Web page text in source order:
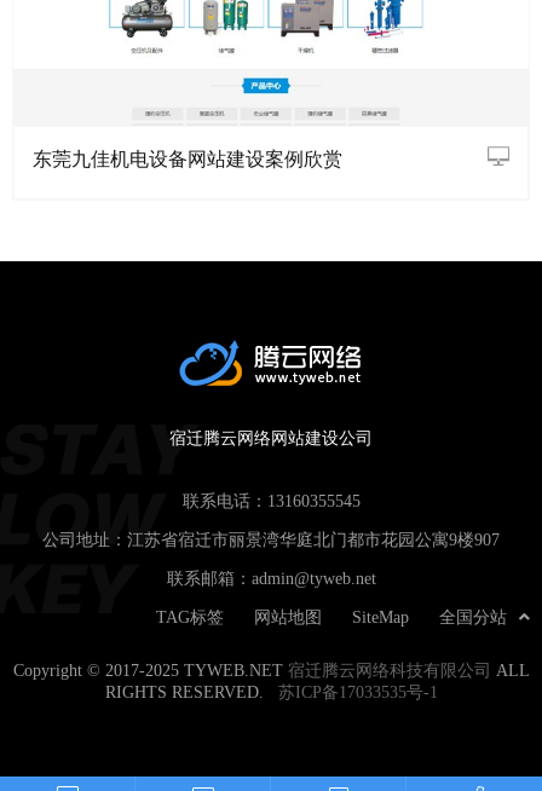
东莞九佳机电设备网站建设案例欣赏
宿迁腾云网络网站建设公司
联系电话： 13160355545
公司地址：江苏省宿迁市丽景湾华庭北门都市花园公寓9楼907
联系邮箱： admin@tyweb.net
全国分站
SiteMap
网站地图
TAG标签
Copyright © 2017-2025 TYWEB.NET 宿迁腾云网络科技有限公司
ALL
RIGHTS RESERVED. 苏ICP备17033535号-1